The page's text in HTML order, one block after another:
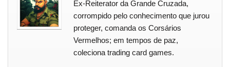
Ex-Reiterator da Grande Cruzada,
corrompido pelo conhecimento que jurou
proteger, comanda os Corsários
Vermelhos; em tempos de paz,
coleciona trading card games.